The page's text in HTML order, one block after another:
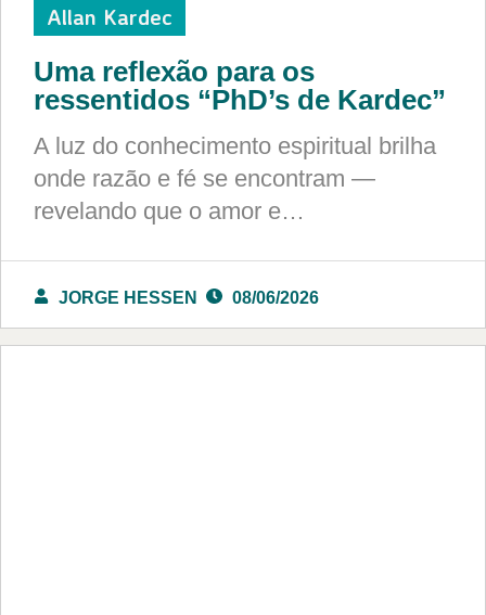
Allan Kardec
Uma reflexão para os
ressentidos “PhD’s de Kardec”
A luz do conhecimento espiritual brilha
onde razão e fé se encontram —
revelando que o amor e…
JORGE HESSEN 08/06/2026